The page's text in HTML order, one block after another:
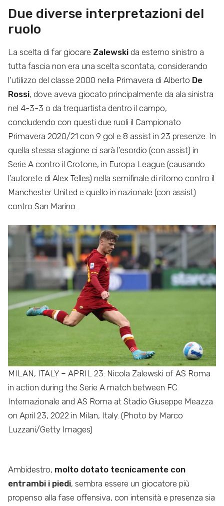
Due diverse interpretazioni del
ruolo
La scelta di far giocare Zalewski da esterno sinistro a
tutta fascia non era una scelta scontata, considerando
l’utilizzo del classe 2000 nella Primavera di Alberto De
Rossi, dove aveva giocato principalmente da ala sinistra
nel 4-3-3 o da trequartista dentro il campo,
concludendo con questi due ruoli il Campionato
Primavera 2020/21 con 9 gol e 8 assist in 23 presenze. In
quella stessa stagione ci sarà l’esordio (con assist) in
Serie A contro il Crotone, in Europa League (causando
l’autorete di Alex Telles) nella semifinale di ritorno contro il
Manchester United e quello in nazionale (con assist)
contro San Marino.
MILAN, ITALY – APRIL 23: Nicola Zalewski of AS Roma
in action during the Serie A match between FC
Internazionale and AS Roma at Stadio Giuseppe Meazza
on April 23, 2022 in Milan, Italy. (Photo by Marco
Luzzani/Getty Images)
Ambidestro, molto dotato tecnicamente con
entrambi i piedi, sembra essere un giocatore più
propenso alla fase offensiva, con intensità e presenza sia